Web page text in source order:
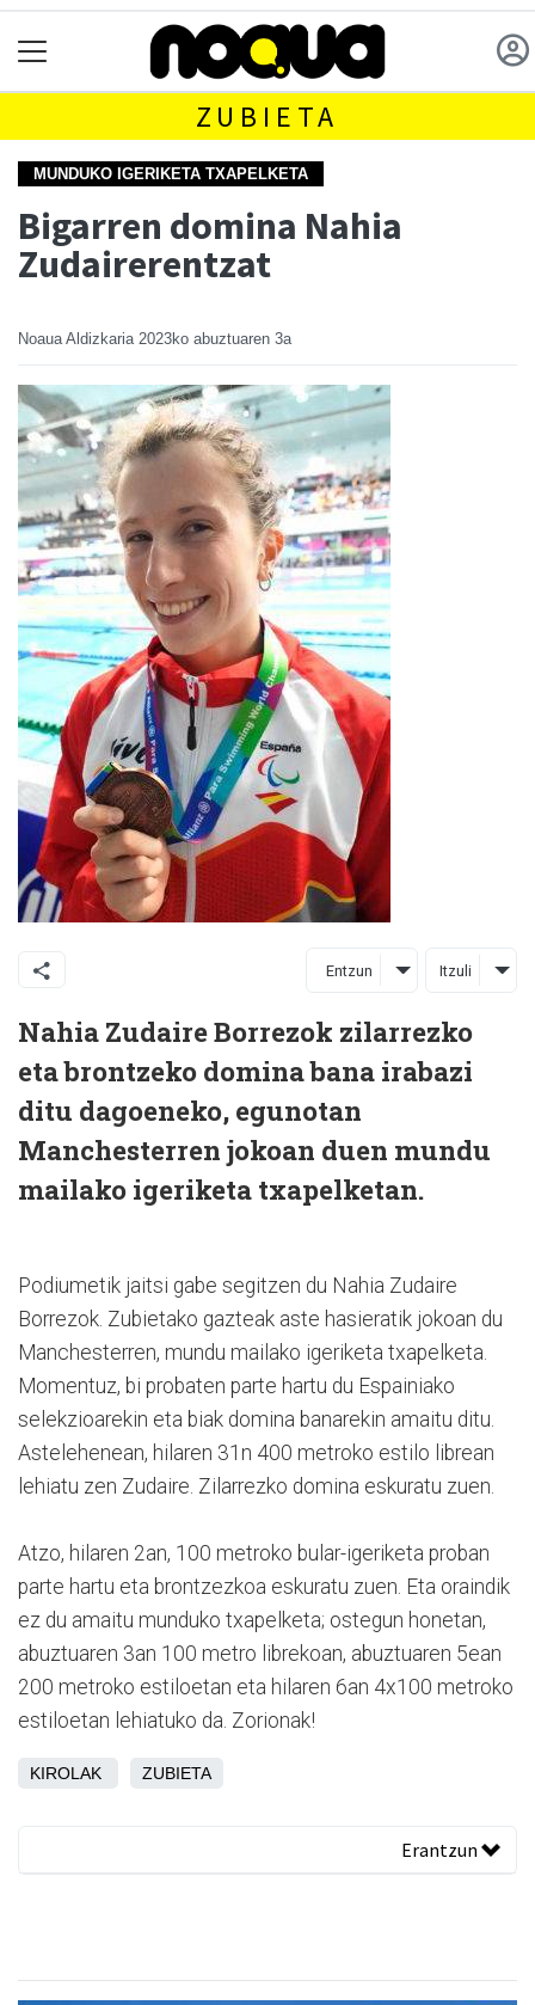
ZUBIETA
MUNDUKO IGERIKETA TXAPELKETA
Bigarren domina Nahia
Zudairerentzat
Noaua Aldizkaria 2023ko abuztuaren 3a
Entzun Itzuli
Nahia Zudaire Borrezok zilarrezko
eta brontzeko domina bana irabazi
ditu dagoeneko, egunotan
Manchesterren jokoan duen mundu
mailako igeriketa txapelketan.
Podiumetik jaitsi gabe segitzen du Nahia Zudaire
Borrezok. Zubietako gazteak aste hasieratik jokoan du
Manchesterren, mundu mailako igeriketa txapelketa.
Momentuz, bi probaten parte hartu du Espainiako
selekzioarekin eta biak domina banarekin amaitu ditu.
Astelehenean, hilaren 31n 400 metroko estilo librean
lehiatu zen Zudaire. Zilarrezko domina eskuratu zuen.
Atzo, hilaren 2an, 100 metroko bular-igeriketa proban
parte hartu eta brontzezkoa eskuratu zuen. Eta oraindik
ez du amaitu munduko txapelketa; ostegun honetan,
abuztuaren 3an 100 metro librekoan, abuztuaren 5ean
200 metroko estiloetan eta hilaren 6an 4x100 metroko
estiloetan lehiatuko da. Zorionak!
KIROLAK ZUBIETA
Erantzun